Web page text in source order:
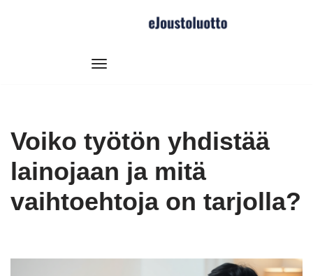
Voiko työtön yhdistää
lainojaan ja mitä
vaihtoehtoja on tarjolla?